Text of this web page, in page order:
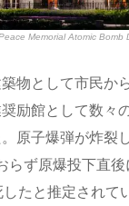
Memorial Atomic Bomb
物として市民か
励館として数々
原子爆弾が炸裂
らず原爆投下直
たと推定されて